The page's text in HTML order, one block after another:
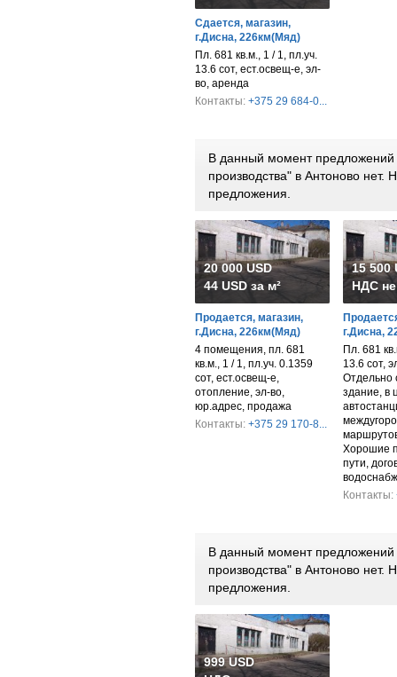
Сдается, магазин,
г.Дисна, 226км(Мяд)
Пл. 681 кв.м., 1 / 1, пл.уч.
13.6 сот, ест.освещ-е, эл-
во, аренда
Контакты: +375 29 684-0...
В данный момент
производства" в Антоново
предложения.
20 000 USD
44 USD за м²
Продается, магазин,
г.Дисна, 226км(Мяд)
4 помещения, пл. 681
кв.м., 1 / 1, пл.уч. 0.1359
сот, ест.освещ-е,
отопление, эл-во,
юр.адрес, продажа
Контакты: +375 29 170-8...
15 500
НДС
г.Дисна,
Пл. 681
13.6 сот,
Отдельно
здание, в
Хорошие
пути,
Контакты:
В данный момент
производства" в Антоново
предложения.
999 USD